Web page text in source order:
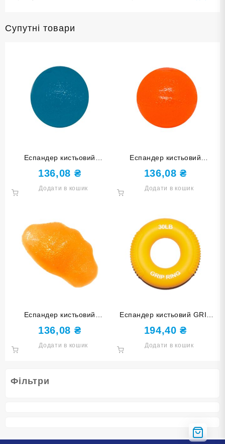
Фільтри
Супутні товари
Еспандер кистьовий
КУЛЬКА синій DQ-W-Blue
136,08 ₴
Додати в кошик
Еспандер кистьовий
КУЛЬКА оранжевий DQ-W-
Oranqe
136,08₴
Додати в кошик
Еспандер кистьовий
КАМІНЧИК оранжевий DQ-
82100-Orange
136,08 ₴
Додати в кошик
Еспандер кистьовий GRIP
RING 30 lb HQ-DD-30LB
194,40₴
Додати в кошик